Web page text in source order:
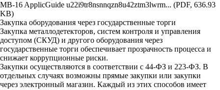
MB-16 ApplicGuide u22i9tr8nsnnqzn8u42ztm3lwrm... (PDF, 636.93
KB)
Закупка оборудования через государственные торги
Закупка металлодетекторов, систем контроля и управления
доступом (СКУД) и другого оборудования через
государственные торги обеспечивает прозрачность процесса и
снижает коррупционные риски.
Закупки осуществляются в соответствии с 44-ФЗ и 223-ФЗ. В
отдельных случаях возможны прямые закупки или закупки
через электронный магазин. Каждый из этих способов имеет